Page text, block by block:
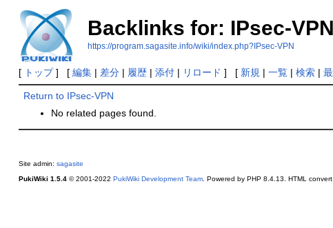
Backlinks for: IPsec-VPN
https://program.sagasite.info/wiki/index.php?IPsec-VPN
[ トップ] [ 編集| 差分| 履歴| 添付| リロード ] [ 新規 | 一覧| 検索|
Return to IPsec-VPN
No related pages found.
Site admin: sagasite
PukiWiki 1.5.4© 2001-2022 PukiWiki Development Team. Powered by PHP 8.4.13. HTML